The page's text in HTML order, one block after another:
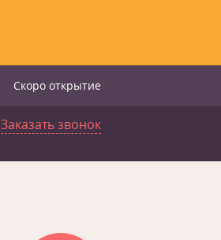
Скоро открытие
Заказать звонок